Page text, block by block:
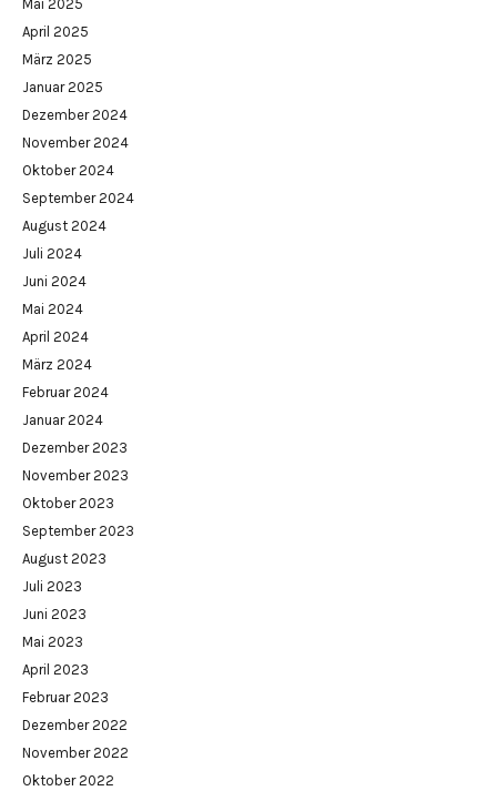
Mai 2025
April 2025
März 2025
Januar 2025
Dezember 2024
November 2024
Oktober 2024
September 2024
August 2024
Juli 2024
Juni 2024
Mai 2024
April 2024
März 2024
Februar 2024
Januar 2024
Dezember 2023
November 2023
Oktober 2023
September 2023
August 2023
Juli 2023
Juni 2023
Mai 2023
April 2023
Februar 2023
Dezember 2022
November 2022
Oktober 2022